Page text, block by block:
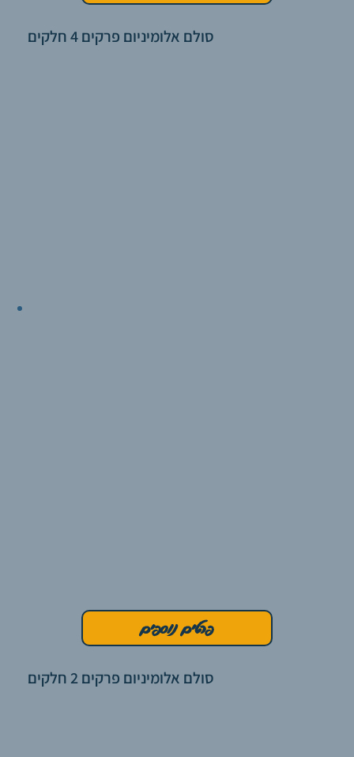
סולם אלומיניום פרקים 4 חלקים
סולם אלומיניום פרקים 2 חלקים
פרטים נוספים